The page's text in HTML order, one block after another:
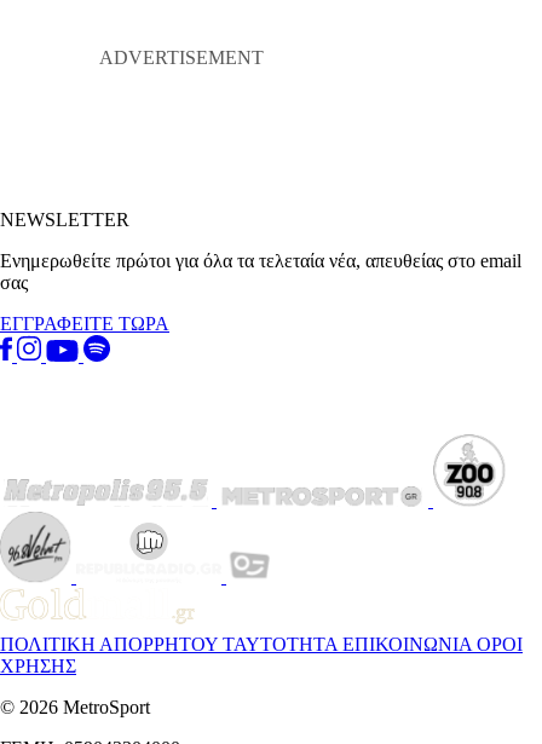
NEWSLETTER
Ενημερωθείτε πρώτοι για όλα τα τελεταία νέα, απευθείας στο email
σας
ΕΓΓΡΑΦΕΙΤΕ ΤΩΡΑ
ΠΟΛΙΤΙΚΗ ΑΠΟΡΡΗΤΟΥ ΤΑΥΤΟΤΗΤΑ ΕΠΙΚΟΙΝΩΝΙΑ ΟΡΟΙ
ΧΡΗΣΗΣ
© 2026 MetroSport